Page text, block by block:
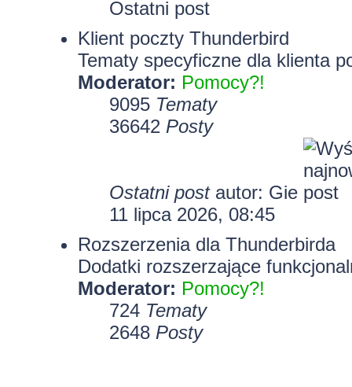
Ostatni post
Klient poczty Thunderbird
Tematy specyficzne dla klienta
Moderator: Pomocy?!
9095 Tematy
36642 Posty
Ostatni postautor: Gie
11 lipca 2026, 08:45
Rozszerzenia dla Thunderbirda
Dodatki rozszerzające
Moderator: Pomocy?!
724 Tematy
2648 Posty